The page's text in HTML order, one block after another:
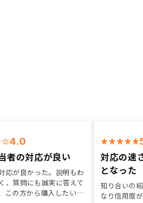
4.0
者の対応が良い
応が良かった。説明もわ
、質問にも誠実に答えて
この方から購入したいと
対応の速
となった
知り合いの
なり信用度